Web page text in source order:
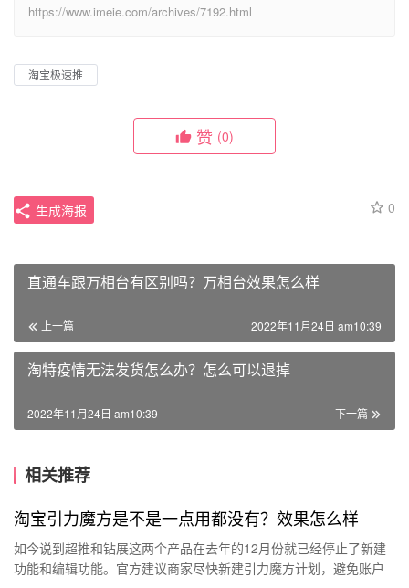
https://www.imeie.com/archives/7192.html
淘宝极速推
赞 (0)
0
生成海报
直通车跟万相台有区别吗？万相台效果怎么样
上一篇 2022年11月24日 am10:39
淘特疫情无法发货怎么办？怎么可以退掉
下一篇
2022年11月24日 am10:39
相关推荐
淘宝引力魔方是不是一点用都没有？效果怎么样
如今说到超推和钻展这两个产品在去年的12月份就已经停止了新建
功能和编辑功能。官方建议商家尽快新建引力魔方计划，避免账户